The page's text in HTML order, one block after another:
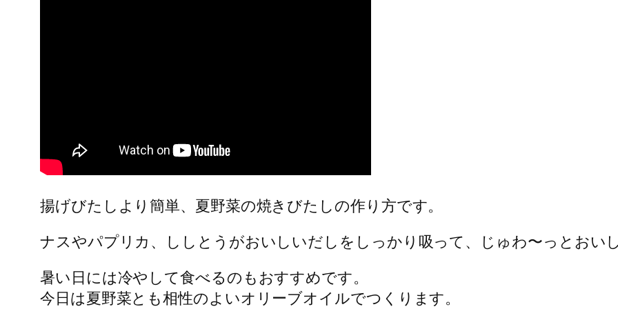
揚げびたしより簡単、夏野菜の焼きびたしの作り方です。
ナスやパプリカ、ししとうがおいしいだしをしっかり吸って、じゅわ〜っとおいし
暑い日には冷やして食べるのもおすすめです。
今日は夏野菜とも相性のよいオリーブオイルでつくります。